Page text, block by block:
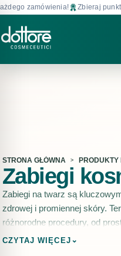
zamówienia! Zbieraj punkty
STRONA GŁÓWNA
Zabiegi
Zabiegi na twarz są
zdrowej i promiennej skóry.
różnorodne procedury, od
takich jak oczyszczanie i
CZYTAJ WIĘCEJ ⌄